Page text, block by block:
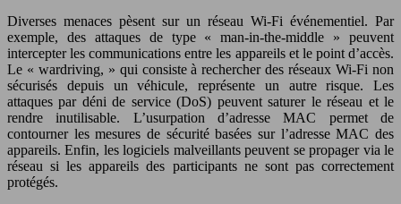
Diverses menaces pèsent sur un réseau Wi-Fi événementiel. Par
exemple, des attaques de type « man-in-the-middle » peuvent
intercepter les communications entre les appareils et le point d’accès.
Le « wardriving, » qui consiste à rechercher des réseaux Wi-Fi non
sécurisés depuis un véhicule, représente un autre risque. Les
attaques par déni de service (DoS) peuvent saturer le réseau et le
rendre inutilisable. L’usurpation d’adresse MAC permet de
contourner les mesures de sécurité basées sur l’adresse MAC des
appareils. Enfin, les logiciels malveillants peuvent se propager via le
réseau si les appareils des participants ne sont pas correctement
protégés.